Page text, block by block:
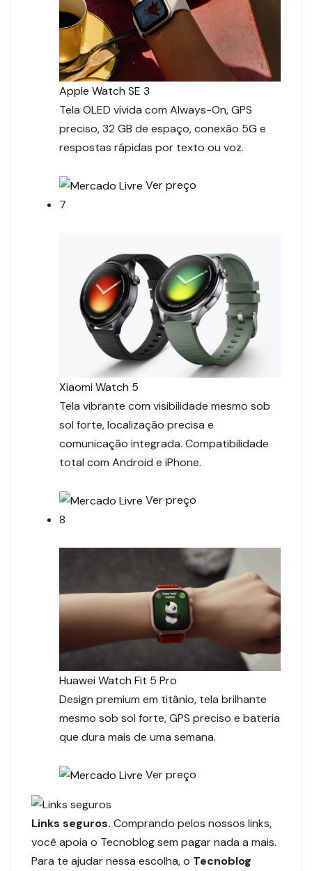
Apple Watch SE 3
Tela OLED vívida com Always-On, GPS
preciso, 32 GB de espaço, conexão 5G e
respostas rápidas por texto ou voz.
Ver preço
7
Xiaomi Watch 5
Tela vibrante com visibilidade mesmo sob
sol forte, localização precisa e
comunicação integrada. Compatibilidade
total com Android e iPhone.
Ver preço
8
Huawei Watch Fit 5 Pro
Design premium em titânio, tela brilhante
mesmo sob sol forte, GPS preciso e bateria
que dura mais de uma semana.
Ver preço
Links seguros. Comprando pelos nossos links,
você apoia o Tecnoblog sem pagar nada a mais.
Para te ajudar nessa escolha, o Tecnoblog